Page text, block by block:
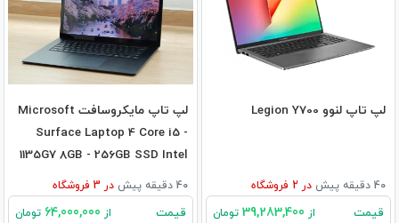
لپ تاپ لنوو Legion Y700
40 دقیقه پیش در فروشگاه
قیمت از تومان
لپ تاپ مایکروسافت Microsoft
Surface Laptop 4 Core i5 -
1135G7 8GB - 256GB SSD Intel
40 دقیقه پیش در فروشگاه
قیمت از تومان